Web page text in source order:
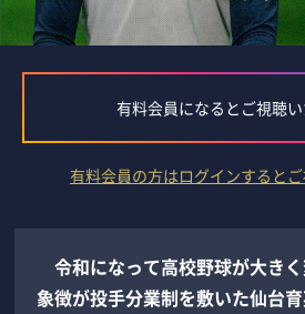
有料会員になるとご視聴
有料会員の方はログインすると
令和になって高校野球が大き
象徴が投手分業制を敷いた仙台